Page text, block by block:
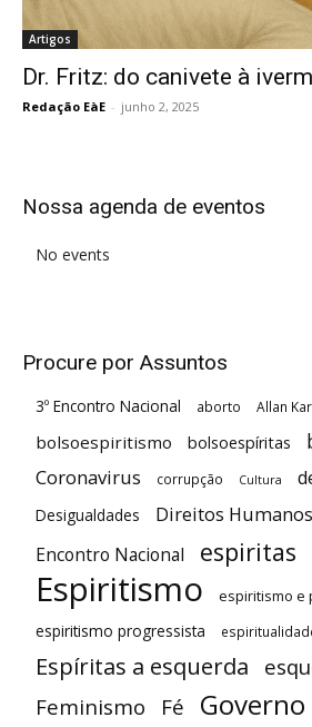
Artigos
Dr. Fritz: do canivete à
Redação EàE - junho 2, 2025
Nossa agenda de eventos
No events
Procure por Assuntos
3º Encontro Nacional aborto Allan
bolsoespiritismo bolsoespíritas
Coronavirus corrupção Cultura
Desigualdades Direitos Humanos
Encontro Nacional espiritas
Espiritismo espiritismo e
espiritismo progressista
Espíritas a esquerda
Feminismo Fé